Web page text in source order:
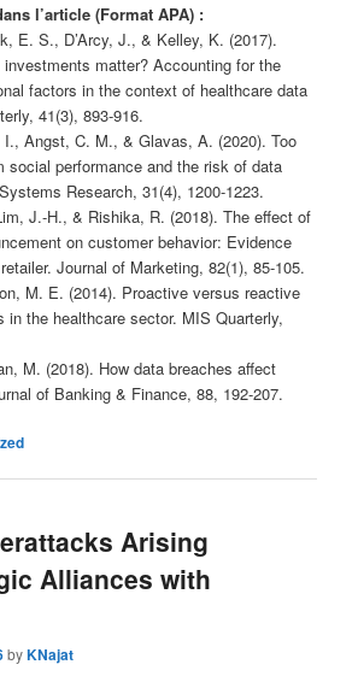
l’article (Format APA) :
E. S., D’Arcy, J., & Kelley, K. (2017).
matter? Accounting for the
factors in the context of healthcare data
41(3), 893-916.
I., Angst, C. M., & Glavas, A. (2020). Too
social performance and the risk of data
Research, 31(4), 1200-1223.
J.-H., & Rishika, R. (2018). The effect of
on customer behavior: Evidence
Journal of Marketing, 82(1), 85-105.
M. E. (2014). Proactive versus reactive
the healthcare sector. MIS Quarterly,
M. (2018). How data breaches affect
of Banking & Finance, 88, 192-207.
Arising
Alliances with
byKNajat